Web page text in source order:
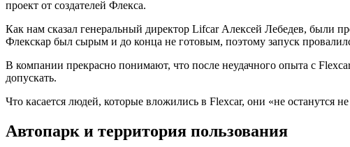
проект от создателей Флекса.
Как нам сказал генеральный директор Lifcar Алексей Лебедев, были
Флекскар был сырым и до конца не готовым, поэтому запуск
В компании прекрасно понимают, что после неудачного опыта с
допускать.
Что касается людей, которые вложились в Flexcar, они «не останутся
Автопарк и территория пользования